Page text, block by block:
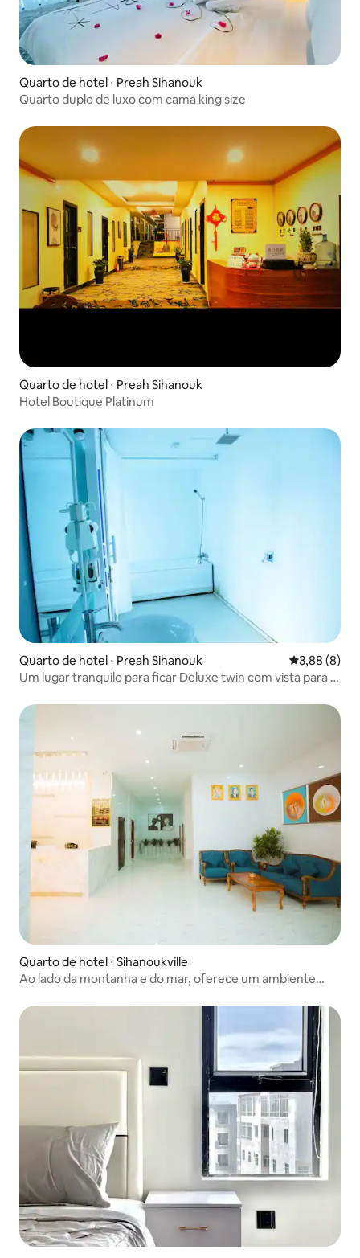
Quarto de hotel ⋅ Preah Sihanouk
Quarto duplo de luxo com cama king size
Quarto de hotel ⋅ Preah Sihanouk
Hotel Boutique Platinum
Quarto de hotel ⋅ Preah Sihanouk 3,88 de uma
3,88 (8)
Um lugar tranquilo para ficar Deluxe twin com vista para o
Quarto de hotel ⋅ Sihanoukville
Ao lado da montanha e do mar, oferece um ambiente
durante sua viagem de negócios.